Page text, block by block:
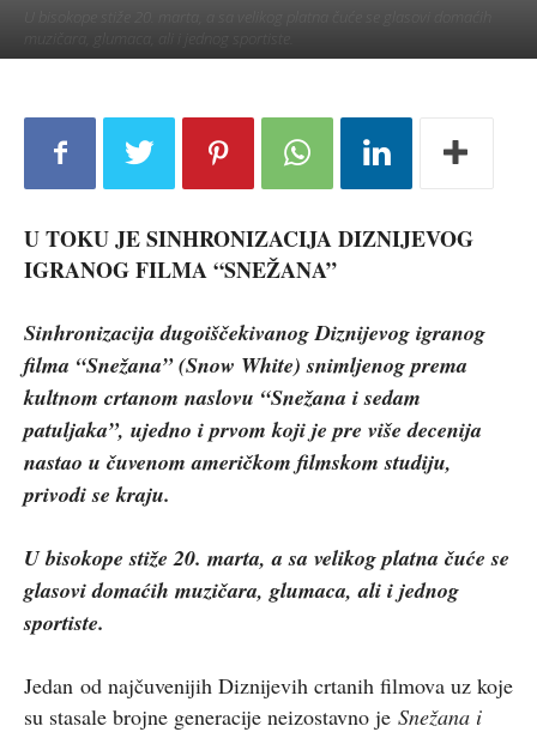
U TOKU JE SINHRONIZACIJA DIZNIJEVOG
IGRANOG FILMA “SNEŽANA”
Sinhronizacija dugoiščekivanog Diznijevog igranog
filma “Snežana” (Snow White) snimljenog prema
kultnom crtanom naslovu “Snežana i sedam
patuljaka”, ujedno i prvom koji je pre više decenija
nastao u čuvenom američkom filmskom studiju,
privodi se kraju.
U bisokope stiže 20. marta, a sa velikog platna čuće se
glasovi domaćih muzičara, glumaca, ali i jednog
sportiste.
Jedan od najčuvenijih Diznijevih crtanih filmova uz koje
su stasale brojne generacije neizostavno je Snežana i